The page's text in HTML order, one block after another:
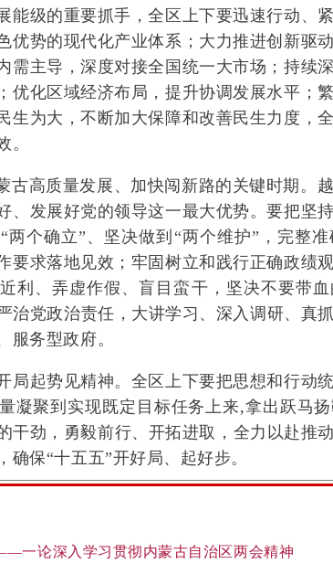
能级的重要抓手，全区上下要迅速行动、
优势的现代化产业体系；大力推进创新驱
需主导，深度对接全国统一大市场；持续
优化区域经济布局，提升协调发展水平；
生为大，不断加大保障和改善民生力度，
。
高质量发展、加快闯新路的关键时期。
、发展好党的领导这一最大优势。要把坚
两个确立”、坚决做到“两个维护”，完整
要求落地见效；牢固树立和践行正确政绩
利、弄虚作假、盲目蛮干，坚决不要带血
治党政治责任，大讲学习、深入调研、真
服务型政府。
起势见精神。全区上下要把思想和行动
凝聚到实现既定目标任务上来,拿出跃马
干劲，勇毅前行、开拓进取，全力以赴推
确保“十五五”开好局、起好步。
一论深入学习贯彻内蒙古自治区两会精神